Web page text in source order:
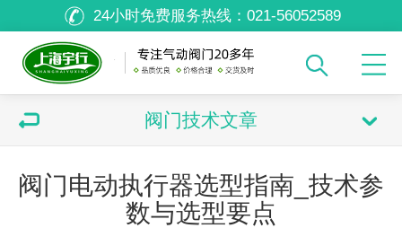
24小时免费服务热线： 021-56052589
阀门技术文章
阀门电动执行器选型指南_技术参
数与选型要点